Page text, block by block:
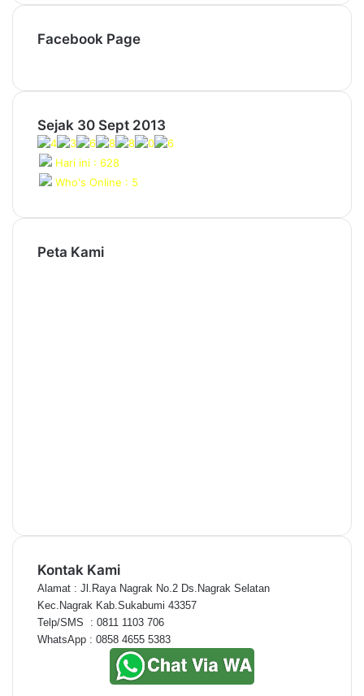
Facebook Page
Sejak 30 Sept 2013
Hari ini : 628
Who's Online : 5
Peta Kami
Kontak Kami
Alamat : Jl.Raya Nagrak No.2 Ds.Nagrak Selatan
Kec.Nagrak Kab.Sukabumi 43357
Telp/SMS  : 0811 1103 706
WhatsApp : 0858 4655 5383